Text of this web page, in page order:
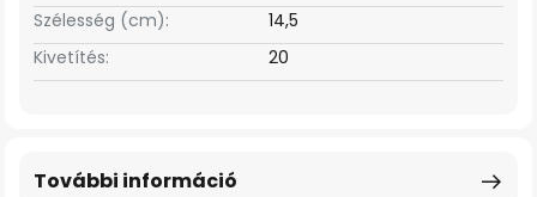
Szélesség (cm): 14,5
Kivetítés: 20
További információ